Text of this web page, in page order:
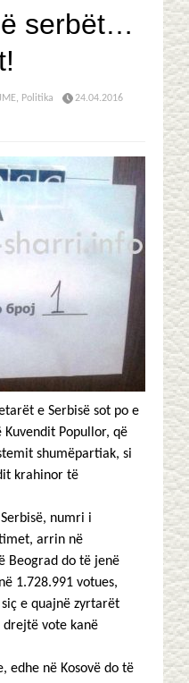
serbët…
, Politika 24.04.2016
e Serbisë sot po e
Popullor, që
shumëpartiak, si
krahinor të
numri i
arrin në
Beograd do të jenë
1.728.991 votues,
e quajnë zyrtarët
drejtë vote kanë
edhe në Kosovë do të